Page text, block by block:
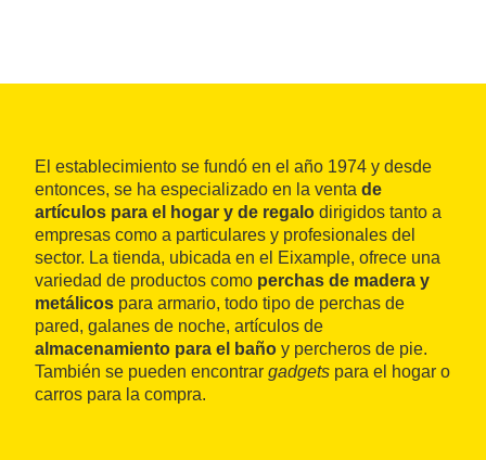
El establecimiento se fundó en el año 1974 y desde
entonces, se ha especializado en la venta de
artículos para el hogar y de regalo dirigidos tanto a
empresas como a particulares y profesionales del
sector. La tienda, ubicada en el Eixample, ofrece una
variedad de productos como perchas de madera y
metálicos para armario, todo tipo de perchas de
pared, galanes de noche, artículos de
almacenamiento para el baño y percheros de pie.
También se pueden encontrar gadgets para el hogar o
carros para la compra.